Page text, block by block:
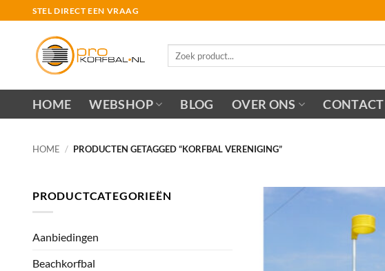
naar
STEL DIRECT EEN VRAAG
HOME WEBSHOP BLOG OVER ONS CONTACT
HOME / PRODUCTEN GETAGGED “KORFBAL VERENIGING”
PRODUCTCATEGORIEËN
Aanbiedingen
Beachkorfbal